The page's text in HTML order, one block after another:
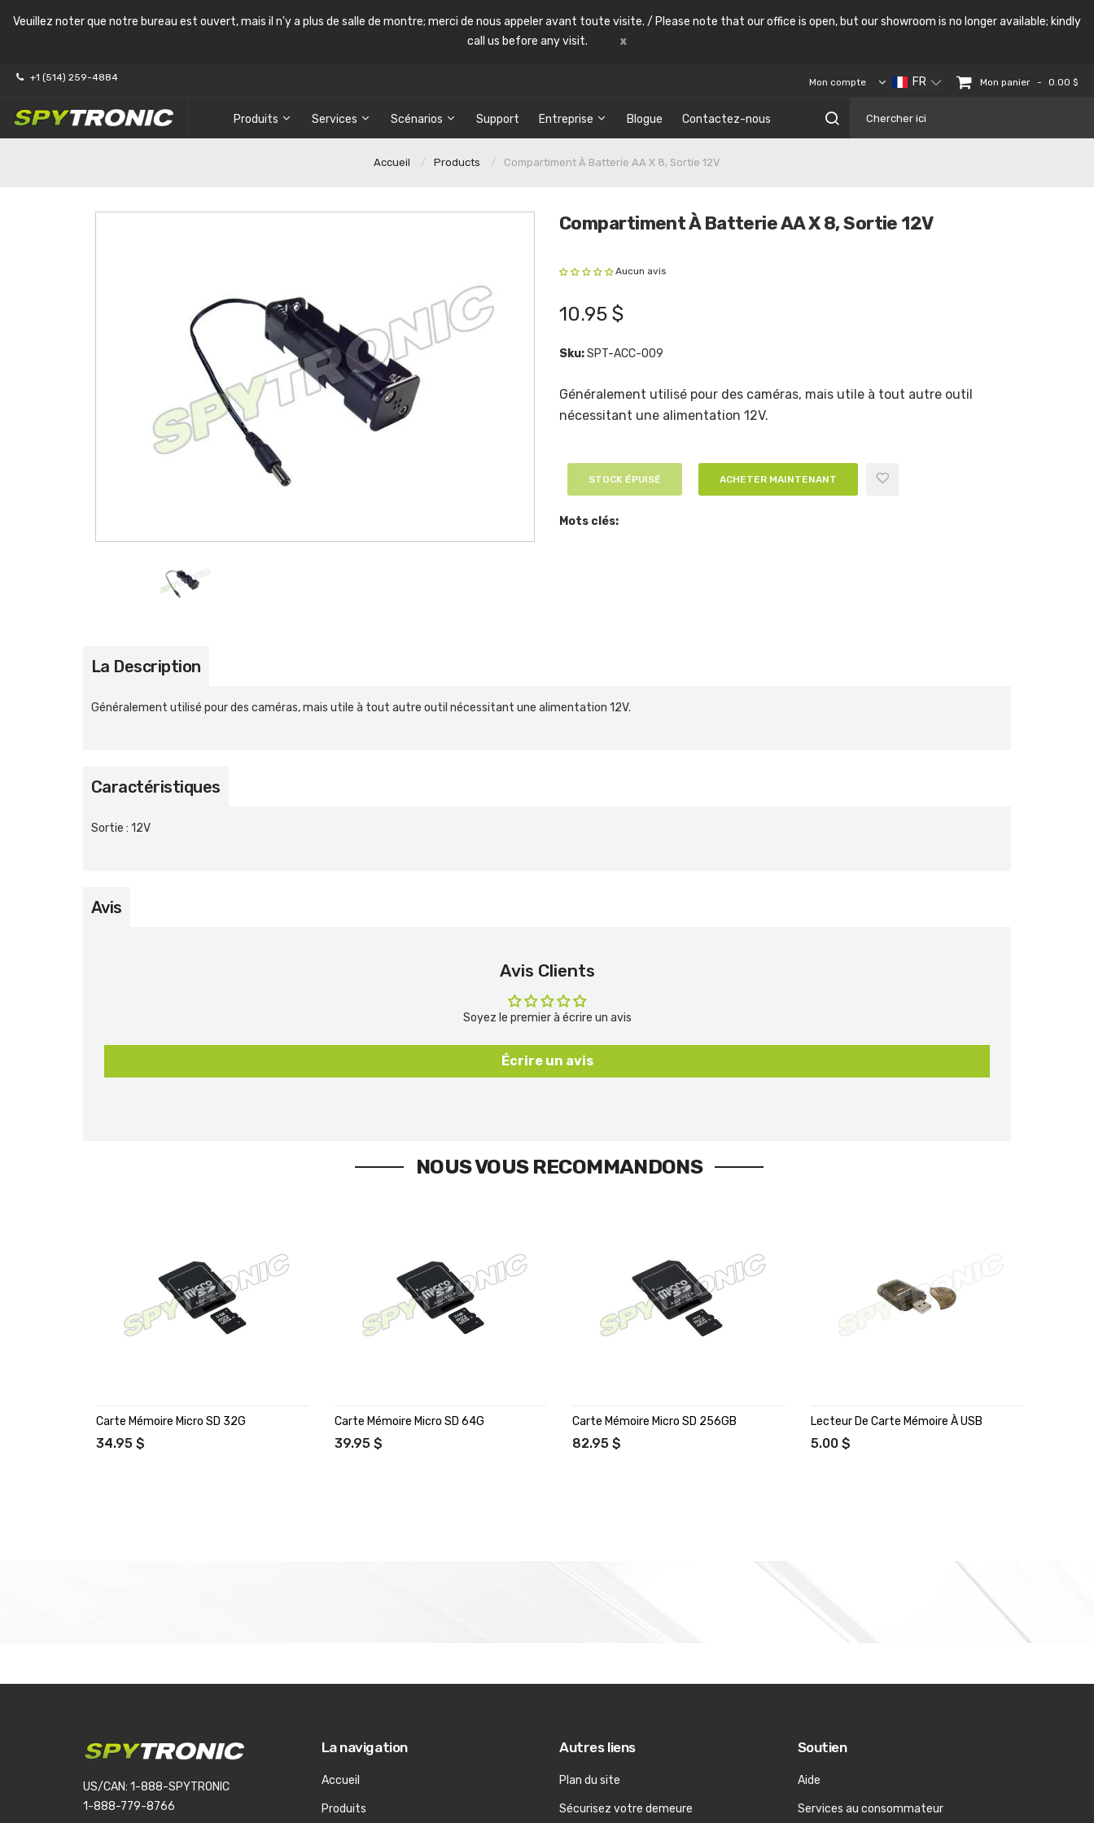
Veuillez noter que notre bureau est ouvert, mais il n'y a plus de salle de montre; merci de nous appeler avant toute visite. / Please note that our office is open, but our showroom is no longer available; kindly
call us before any visit.
x
+1 (514) 259-4884 Mon compte FR Mon panier - 0.00 $
Produits Services Scénarios Support Entreprise Blogue Contactez-nous
Accueil Products Compartiment À Batterie AA X 8, Sortie 12V
Compartiment À Batterie AA X 8, Sortie 12V
Aucun avis
10.95 $
Sku:SPT-ACC-009
Généralement utilisé pour des caméras, mais utile à tout autre outil
nécessitant une alimentation 12V.
STOCK ÉPUISÉ ACHETER MAINTENANT
Mots clés:
La Description
Généralement utilisé pour des caméras, mais utile à tout autre outil nécessitant une alimentation 12V.
Caractéristiques
Sortie : 12V
Avis
Avis Clients
Soyez le premier à écrire un avis
Écrire un avis
NOUS VOUS RECOMMANDONS
Carte Mémoire Micro SD 32G
34.95 $
Carte Mémoire Micro SD 64G
39.95 $
Carte Mémoire Micro SD 256GB
82.95 $
Lecteur De Carte Mémoire À USB
5.00 $
US/CAN: 1-888-SPYTRONIC
1-888-779-8766
La navigation
Accueil
Produits
Autres liens
Plan du site
Sécurisez votre demeure
Soutien
Aide
Services au consommateur